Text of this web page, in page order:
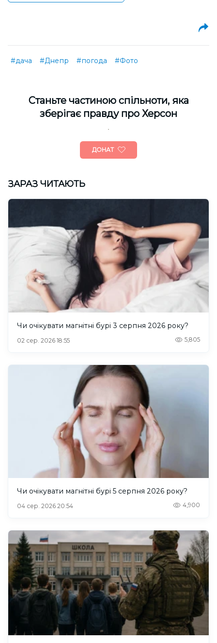
#дача #Днепр #погода #Фото
Cтаньте частиною спільноти, яка
зберігає правду про Херсон
ДОНАТ
ЗАРАЗ ЧИТАЮТЬ
Чи очікувати магнітні бурі 3 серпня 2026 року?
02 сер. 2026 18:55 5,805
Чи очікувати магнітні бурі 5 серпня 2026 року?
04 сер. 2026 20:54 4,900